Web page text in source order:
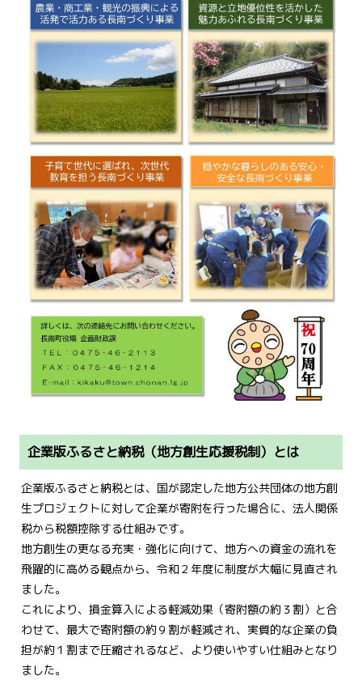
企業版ふるさと納税（地方創生応援税制）とは
企業版ふるさと納税とは、国が認定した地方公共団体の地方創
生プロジェクトに対して企業が寄附を行った場合に、法人関係
税から税額控除する仕組みです。
地方創生の更なる充実・強化に向けて、地方への資金の流れを
飛躍的に高める観点から、令和２年度に制度が大幅に見直され
ました。
これにより、損金算入による軽減効果（寄附額の約３割）と合
わせて、最大で寄附額の約９割が軽減され、実質的な企業の負
担が約１割まで圧縮されるなど、より使いやすい仕組みとなり
ました。